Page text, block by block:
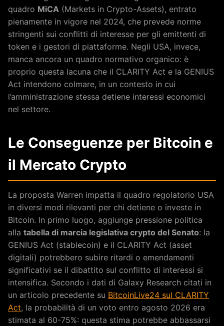
quadro MiCA (Markets in Crypto-Assets), entrato
pienamente in vigore nel 2024, che prevede norme
stringenti sui conflitti di interesse per gli emittenti di
token e i gestori di piattaforme. Negli USA, invece,
manca ancora un quadro normativo organico: è
proprio questa lacuna che il CLARITY Act e la GENIUS
Act intendono colmare, in un contesto in cui
l’amministrazione stessa detiene interessi economici
nel settore.
Le Conseguenze per Bitcoin e
il Mercato Crypto
La proposta Warren impatta il quadro regolatorio USA
in diversi modi rilevanti per chi detiene o investe in
Bitcoin. In primo luogo, aggiunge pressione politica
alla tabella di marcia legislativa crypto del Senato: la
GENIUS Act (stablecoin) e il CLARITY Act (asset
digitali) potrebbero subire ritardi o emendamenti
significativi se il dibattito sul conflitto di interessi si
intensifica. Secondo i dati di Galaxy Research citati in
un articolo precedente su BitcoinLive24 sul CLARITY
Act, la probabilità di un voto entro agosto 2026 era
stimata al 60-75%: questa stima potrebbe abbassarsi